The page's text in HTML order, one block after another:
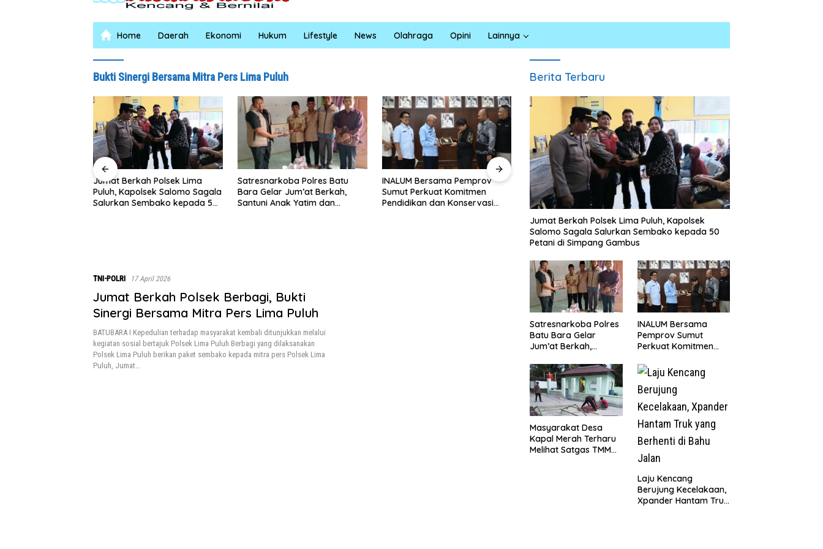
Home Daerah Ekonomi Hukum Lifestyle News Olahraga Opini Lainnya
Bukti Sinergi Bersama Mitra Pers Lima Puluh
Salomo Sagala
Sembako kepada 50
Satresnarkoba Polres Batu
Bara Gelar Jum’at Berkah,
Santuni Anak Yatim dan
INALUM Bersama Pemprov
Sumut Perkuat Komitmen
Pendidikan dan Konservasi
Masyarakat Desa Kapal Merah
Terharu Melihat Satgas TMMD
Ke-129 Kodim 0208/Asahan
Renovasi Mushollah Al Maghribi
Laju Kencang Berujung
Kecelakaan, Xpander Hantam
Truk yang Berhenti di Bahu
Jalan
Kurang dari 1×24 Jam, Polsek
Lima Puluh Ringkus Pelaku
Curas
TNI-POLRI 17 April 2026
Jumat Berkah Polsek Berbagi, Bukti
Sinergi Bersama Mitra Pers Lima Puluh
BATUBARA I Kepedulian terhadap masyarakat kembali ditunjukkan melalui
kegiatan sosial bertajuk Polsek Lima Puluh Berbagi yang dilaksanakan
Polsek Lima Puluh berikan paket sembako kepada mitra pers Polsek Lima
Puluh, Jumat…
Berita Terbaru
Jumat Berkah Polsek Lima Puluh, Kapolsek
Salomo Sagala Salurkan Sembako kepada 50
Petani di Simpang Gambus
Satresnarkoba Polres
Batu Bara Gelar
Jum’at Berkah,
dan Edukasi Bahaya
Narkoba
INALUM Bersama
Pemprov Sumut
Perkuat Komitmen
Konservasi
Lingkungan
Masyarakat Desa
Kapal Merah Terharu
Melihat Satgas TMMD
Laju Kencang
Berujung Kecelakaan,
Xpander Hantam Truk